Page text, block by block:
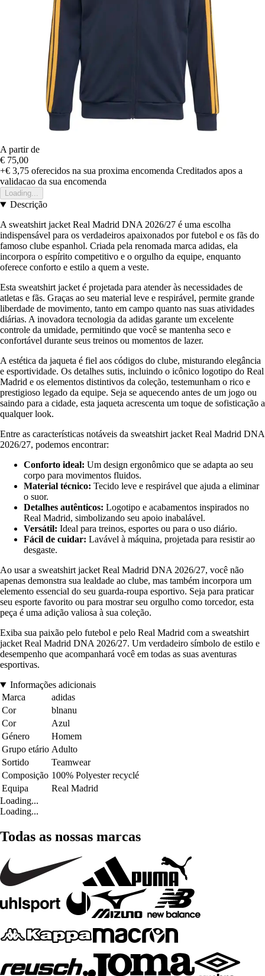
A partir de
€ 75,00
+€ 3,75 oferecidos na sua proxima encomenda Creditados apos a
validacao da sua encomenda
Loading...
Descrição
A sweatshirt jacket Real Madrid DNA 2026/27 é uma escolha
indispensável para os verdadeiros apaixonados por futebol e os fãs do
famoso clube espanhol. Criada pela renomada marca adidas, ela
incorpora o espírito competitivo e o orgulho da equipe, enquanto
oferece conforto e estilo a quem a veste.
Esta sweatshirt jacket é projetada para atender às necessidades de
atletas e fãs. Graças ao seu material leve e respirável, permite grande
liberdade de movimento, tanto em campo quanto nas suas atividades
diárias. A inovadora tecnologia da adidas garante um excelente
controle da umidade, permitindo que você se mantenha seco e
confortável durante seus treinos ou momentos de lazer.
A estética da jaqueta é fiel aos códigos do clube, misturando elegância
e esportividade. Os detalhes sutis, incluindo o icônico logotipo do Real
Madrid e os elementos distintivos da coleção, testemunham o rico e
prestigioso legado da equipe. Seja se aquecendo antes de um jogo ou
saindo para a cidade, esta jaqueta acrescenta um toque de sofisticação a
qualquer look.
Entre as características notáveis da sweatshirt jacket Real Madrid DNA
2026/27, podemos encontrar:
Conforto ideal: Um design ergonômico que se adapta ao seu
corpo para movimentos fluidos.
Material técnico: Tecido leve e respirável que ajuda a eliminar
o suor.
Detalhes autênticos: Logotipo e acabamentos inspirados no
Real Madrid, simbolizando seu apoio inabalável.
Versátil: Ideal para treinos, esportes ou para o uso diário.
Fácil de cuidar: Lavável à máquina, projetada para resistir ao
desgaste.
Ao usar a sweatshirt jacket Real Madrid DNA 2026/27, você não
apenas demonstra sua lealdade ao clube, mas também incorpora um
elemento essencial do seu guarda-roupa esportivo. Seja para praticar
seu esporte favorito ou para mostrar seu orgulho como torcedor, esta
peça é uma adição valiosa à sua coleção.
Exiba sua paixão pelo futebol e pelo Real Madrid com a sweatshirt
jacket Real Madrid DNA 2026/27. Um verdadeiro símbolo de estilo e
desempenho que acompanhará você em todas as suas aventuras
esportivas.
Informações adicionais
Marca
adidas
Cor
blnanu
Cor
Azul
Género
Homem
Grupo etário Adulto
Sortido
Teamwear
Composição 100% Polyester recyclé
Equipa
Real Madrid
Loading...
Loading...
Todas as nossas marcas